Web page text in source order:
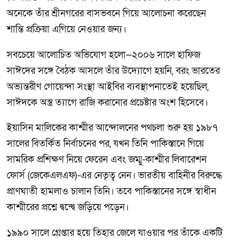
অনেকে তাঁর শ্রীনগরের বাসভবনে গিয়ে আলোচনা করেছেন
শান্তি প্রক্রিয়া এগিয়ে নেওয়ার জন্য।
সবচেয়ে আলোচিত অভিযোগ হলো—২০০৬ সালে হাফিজ
সাঈদের সঙ্গে বৈঠক আসলে তাঁর উদ্যোগে হয়নি, বরং ভারতের
অভ্যন্তরীণ গোয়েন্দা সংস্থা আইবির ব্যবস্থাপনাতেই হয়েছিল,
সাঈদকে অস্ত্র ত্যাগে রাজি করানোর প্রচেষ্টার অংশ হিসেবে।
ইয়াসিন মালিকের কাশ্মীর আন্দোলনের পথচলা শুরু হয় ১৯৮৭
সালের বিতর্কিত নির্বাচনের পর, যখন তিনি পাকিস্তানে গিয়ে
সামরিক প্রশিক্ষণ নিয়ে ফেরেন এবং জম্মু-কাশ্মীর লিবারেশন
ফোর্স (জেকেএলএফ)-এর নেতৃত্ব নেন। ভারতীয় বাহিনীর বিরুদ্ধে
প্রাণঘাতী হামলাও চালান তিনি। তবে পাকিস্তানের সঙ্গে স্বাধীন
কাশ্মীরের প্রশ্নে দ্বন্দ্বে জড়িয়ে পড়েন।
১৯৯০ সালে গ্রেপ্তার হয়ে তিহার জেলে যাওয়ার পর তাঁকে একটি